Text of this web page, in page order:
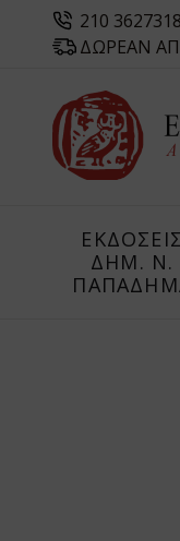
210 3627318
ΔΩΡΕΑΝ
ΕΚΔΟΣΕΙΣ
ΔHM. Ν.